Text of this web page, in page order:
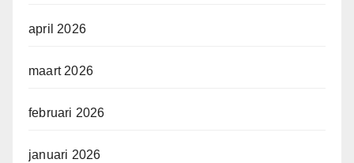
april 2026
maart 2026
februari 2026
januari 2026